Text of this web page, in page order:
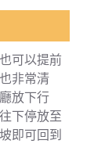
可以提前
非常清
放下行
下停放至
即可回到